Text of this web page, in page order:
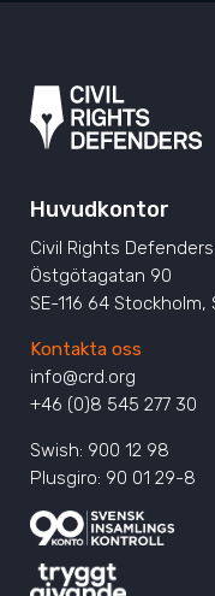
Huvudkontor
Civil Rights Defenders
Östgötagatan 90
SE-116 64 Stockholm,
Kontakta oss
info@crd.org
+46 (0)8 545 277 30
Swish: 900 12 98
Plusgiro: 90 01 29-8